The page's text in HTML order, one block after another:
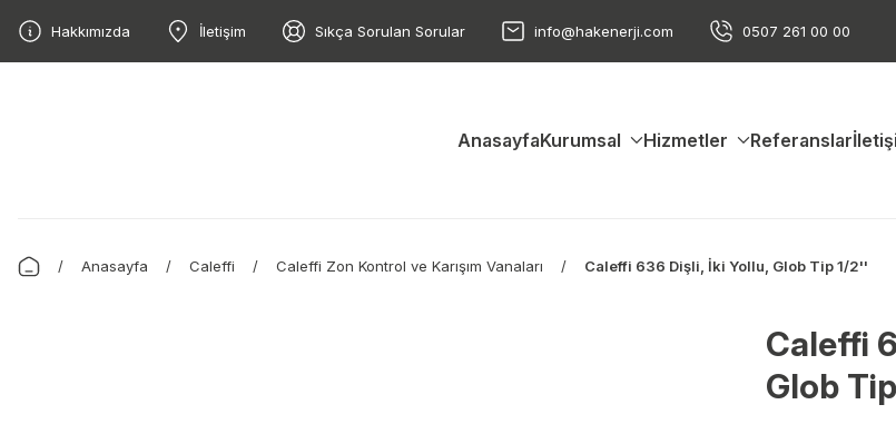
Hakkımızda İletişim Sıkça Sorulan Sorular info@hakenerji.com 0507 261 00 00
AnasayfaKurumsal Hizmetler Referanslar
Anasayfa Caleffi Caleffi Zon Kontrol ve Karışım Vanaları Caleffi 636 Dişli, İki Yollu, Glob Tip 1/2''
Caleffi
Glob